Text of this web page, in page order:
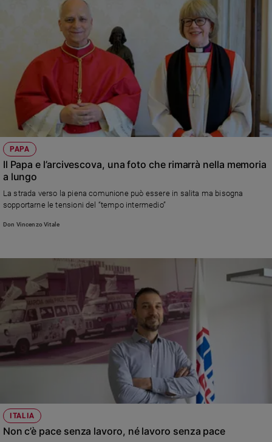
PAPA
Il Papa e l’arcivescova, una foto che rimarrà nella memoria
a lungo
La strada verso la piena comunione può essere in salita ma bisogna
sopportarne le tensioni del “tempo intermedio”
Don Vincenzo Vitale
ITALIA
Non c’è pace senza lavoro, né lavoro senza pace